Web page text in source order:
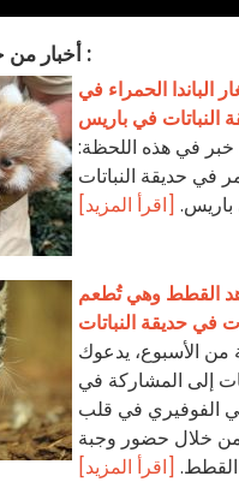
أخبار من حديقة الحيوان :
الباندا الحمراء في
النباتات في باريس
خبر في هذه اللحظة:
في حديقة النباتات
[اقرأ المزيد]
القطط وهي تُطعم
في حديقة النباتات
من الأسبوع، يدعوك
إلى المشاركة في
في الفوفيري في قلب
من خلال حضور وجبة
القطط. [اقرأ المزيد]